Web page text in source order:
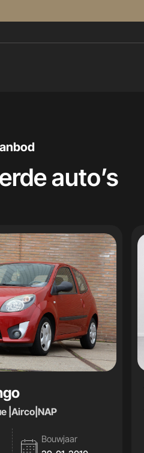
auto’s
|Airco|NAP
Bouwjaar